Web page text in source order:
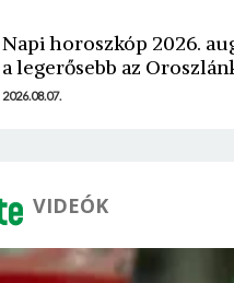
Napi horoszkóp 2026.
a legerősebb az
2026.08.07.
VIDEÓK